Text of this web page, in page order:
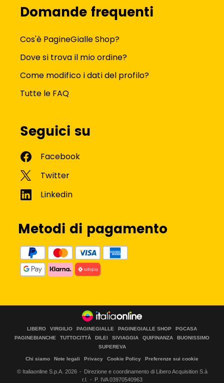
Domande frequenti
Cos'è PagineGialle Shop?
Dove si trova il mio ordine?
Come modifico i dati del profilo?
Tutte le FAQ
Seguici su
Metodi di pagamento
LIBERO VIRGILIO PAGINEGIALLE PAGINEGIALLE SHOP
PGCASA
PAGINEBIANCHE
TUTTOCITTÀ DILEI SIVIAGGIA QUIFINANZA
BUONISSIMO
SUPEREVA
Chi siamo Note legali Privacy Cookie Policy Preferenze sui cookie
© Italiaonline S.p.A. 2026
Direzione e coordinamento di Libero Acquisition S.à
r.l.
P. IVA 03970540963